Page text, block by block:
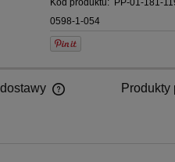
Kod produktu: PP-01-181-
0598-1-054
Produkty